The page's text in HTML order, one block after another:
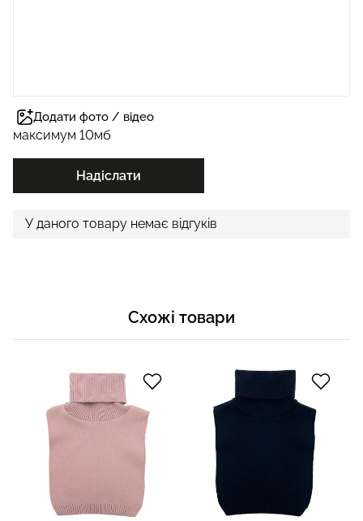
Додати фото / відео
максимум 10мб
Надіслати
У даного товару немає відгуків
Схожі товари